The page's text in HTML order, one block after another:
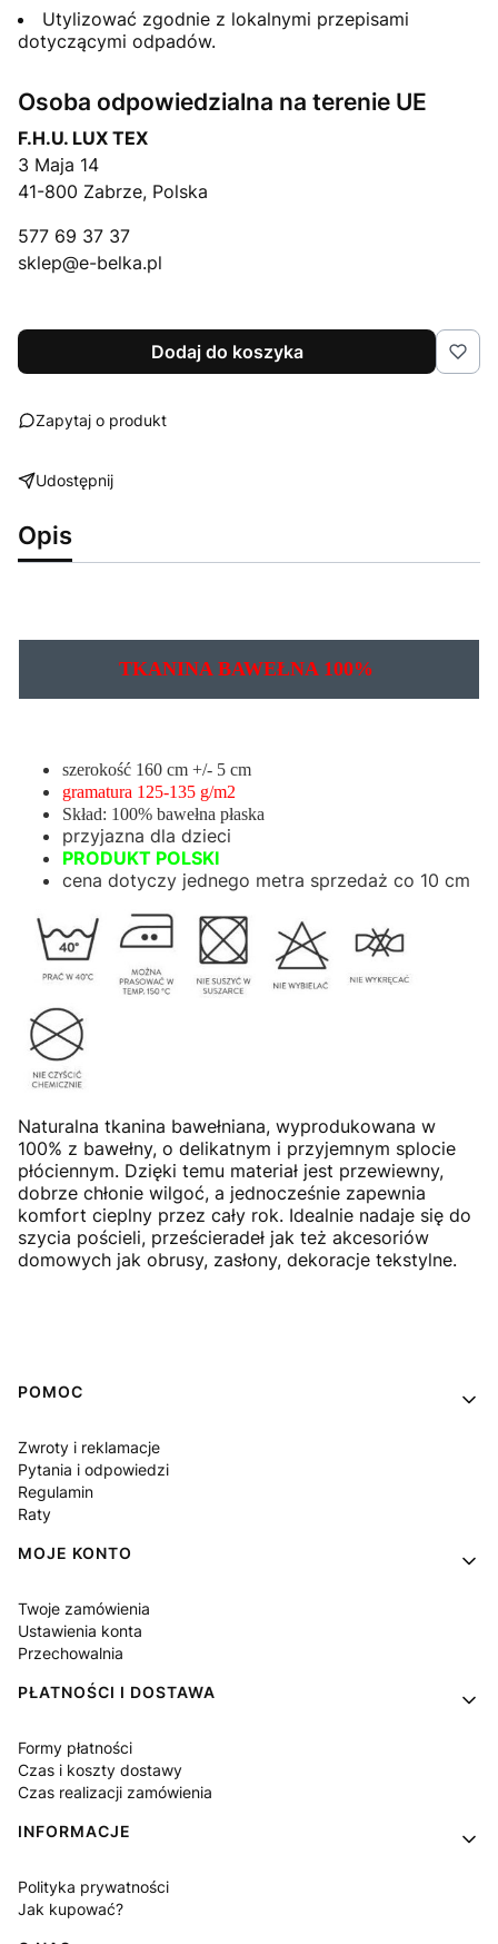
Utylizować zgodnie z lokalnymi przepisami
dotyczącymi odpadów.
Osoba odpowiedzialna na terenie UE
F.H.U. LUX TEX
3 Maja 14
41-800 Zabrze, Polska
577 69 37 37
sklep@e-belka.pl
Dodaj do koszyka
Zapytaj o produkt
Udostępnij
Opis
TKANINA BAWEŁNA 100%
szerokość 160 cm +/- 5 cm
gramatura 125-135 g/m2
Skład: 100% bawełna płaska
przyjazna dla dzieci
PRODUKT POLSKI
cena dotyczy jednego metra sprzedaż co 10 cm
Naturalna tkanina bawełniana, wyprodukowana w
100% z bawełny, o delikatnym i przyjemnym splocie
płóciennym. Dzięki temu materiał jest przewiewny,
dobrze chłonie wilgoć, a jednocześnie zapewnia
komfort cieplny przez cały rok. Idealnie nadaje się do
szycia pościeli, prześcieradeł jak też akcesoriów
domowych jak obrusy, zasłony, dekoracje tekstylne.
Linki w stopce
POMOC
Zwroty i reklamacje
Pytania i odpowiedzi
Regulamin
Raty
MOJE KONTO
Twoje zamówienia
Ustawienia konta
Przechowalnia
PŁATNOŚCI I DOSTAWA
Formy płatności
Czas i koszty dostawy
Czas realizacji zamówienia
INFORMACJE
Polityka prywatności
Jak kupować?